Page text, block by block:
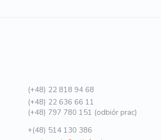
(+48) 22 818 94 68
(+48) 22 636 66 11
(+48) 797 780 151 (odbiór prac)
+(48) 514 130 386